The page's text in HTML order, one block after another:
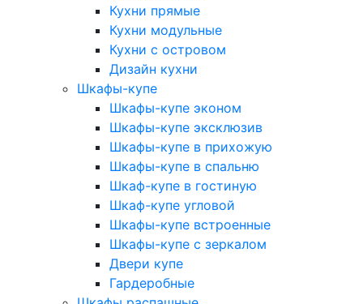
Кухни прямые
Кухни модульные
Кухни с островом
Дизайн кухни
Шкафы-купе
Шкафы-купе эконом
Шкафы-купе эксклюзив
Шкафы-купе в прихожую
Шкафы-купе в спальню
Шкаф-купе в гостиную
Шкаф-купе угловой
Шкафы-купе встроенные
Шкафы-купе с зеркалом
Двери купе
Гардеробные